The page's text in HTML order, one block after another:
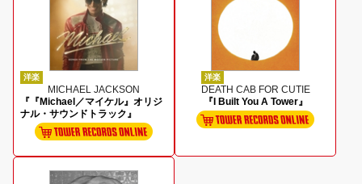
洋楽
MICHAEL JACKSON
『『Michael／マイケル』オリジ
ナル・サウンドトラック』
洋楽
DEATH CAB FOR CUTIE
『I Built You A Tower』